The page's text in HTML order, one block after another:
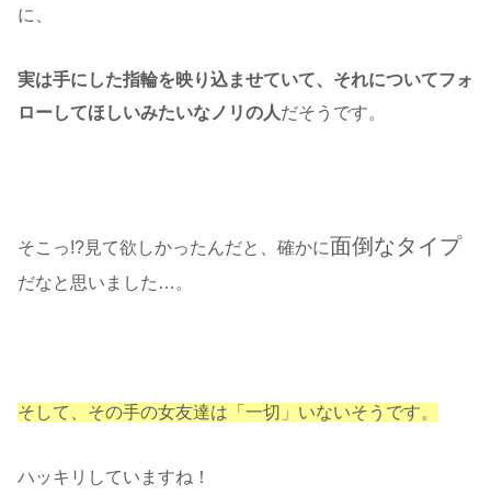
に、
実は手にした指輪を映り込ませていて、それについてフォ
ローしてほしいみたいなノリの人だそうです。
そこっ!?見て欲しかったんだと、確かに面倒なタイプ
だなと思いました…。
そして、その手の女友達は「一切」いないそうです。
ハッキリしていますね！